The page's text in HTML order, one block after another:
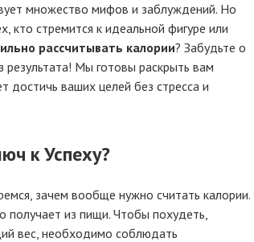
множество мифов и заблуждений. Но
кто стремится к идеальной фигуре или
рассчитывать калории? Забудьте о
результата! Мы готовы раскрыть вам
достичь ваших целей без стресса и
к Успеху?
зачем вообще нужно считать калории.
получает из пищи. Чтобы похудеть,
вес, необходимо соблюдать